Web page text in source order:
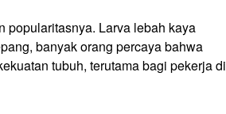
popularitasnya. Larva lebah kaya
banyak orang percaya bahwa
tubuh, terutama bagi pekerja di